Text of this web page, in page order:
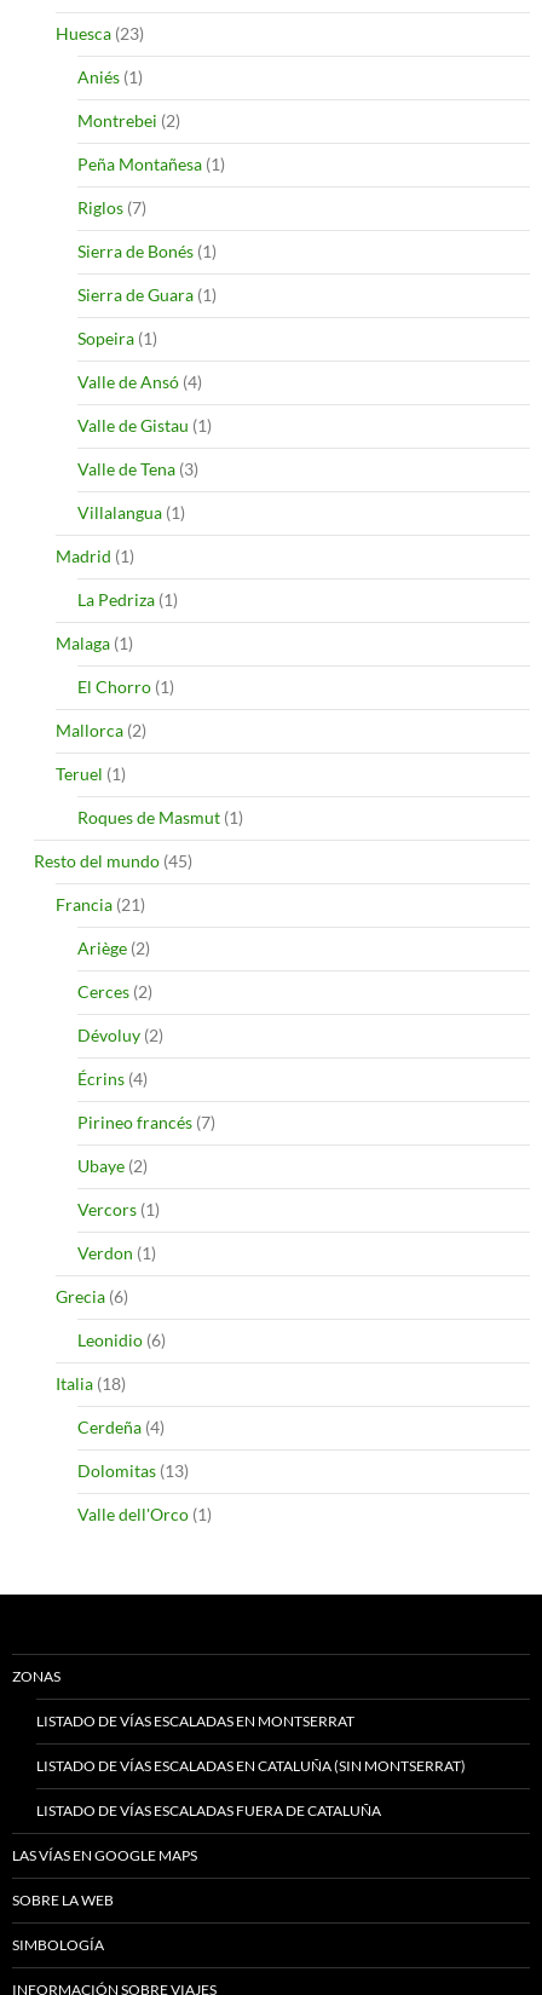
Huesca (23)
Aniés (1)
Montrebei (2)
Peña Montañesa (1)
Riglos (7)
Sierra de Bonés (1)
Sierra de Guara (1)
Sopeira (1)
Valle de Ansó (4)
Valle de Gistau (1)
Valle de Tena (3)
Villalangua (1)
Madrid (1)
La Pedriza (1)
Malaga (1)
El Chorro (1)
Mallorca (2)
Teruel (1)
Roques de Masmut (1)
Resto del mundo (45)
Francia (21)
Ariège (2)
Cerces (2)
Dévoluy (2)
Écrins (4)
Pirineo francés (7)
Ubaye (2)
Vercors (1)
Verdon (1)
Grecia (6)
Leonidio (6)
Italia (18)
Cerdeña (4)
Dolomitas (13)
Valle dell'Orco (1)
ZONAS
LISTADO DE VÍAS ESCALADAS EN MONTSERRAT
LISTADO DE VÍAS ESCALADAS EN CATALUÑA (SIN MONTSERRAT)
LISTADO DE VÍAS ESCALADAS FUERA DE CATALUÑA
LAS VÍAS EN GOOGLE MAPS
SOBRE LA WEB
SIMBOLOGÍA
INFORMACIÓN SOBRE VIAJES